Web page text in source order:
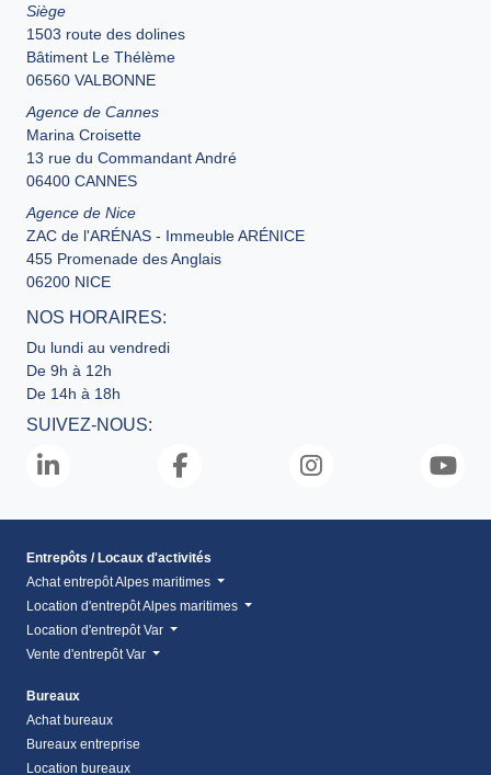
Siège
1503 route des dolines
Bâtiment Le Thélème
06560 VALBONNE
Agence de Cannes
Marina Croisette
13 rue du Commandant André
06400 CANNES
Agence de Nice
ZAC de l'ARÉNAS - Immeuble ARÉNICE
455 Promenade des Anglais
06200 NICE
NOS HORAIRES:
Du lundi au vendredi
De 9h à 12h
De 14h à 18h
SUIVEZ-NOUS:
Entrepôts / Locaux d'activités
Achat entrepôt Alpes maritimes
Location d'entrepôt Alpes maritimes
Location d'entrepôt Var
Vente d'entrepôt Var
Bureaux
Achat bureaux
Bureaux entreprise
Location bureaux